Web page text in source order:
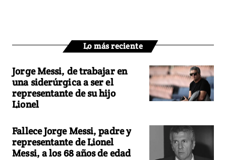
Lo más reciente
Jorge Messi, de trabajar en
una siderúrgica a ser el
representante de su hijo
Lionel
Fallece Jorge Messi, padre y
representante de Lionel
Messi, a los 68 años de edad